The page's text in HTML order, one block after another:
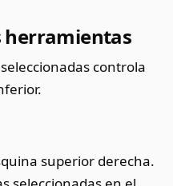
herramientas
controla
superior derecha.